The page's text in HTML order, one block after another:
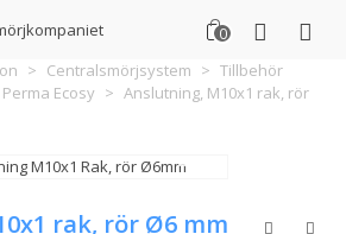
0
> Centralsmörjsystem > Tillbehör
Perma Ecosy > Anslutning, M10x1 rak, rör
rak, rör Ø6 mm